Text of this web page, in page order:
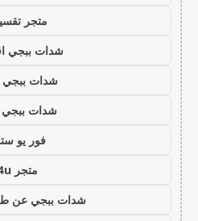
متجر
شدات ببجي
شدات ببجي
شدات ببجي
فور يو
متجر 4u
شدات ببجي عن